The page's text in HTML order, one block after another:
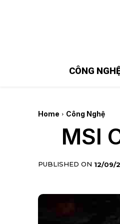
CÔNG
Home Công Nghệ
MSI
PUBLISHED ON 12/09/